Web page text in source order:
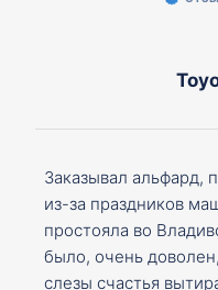
Заказывал альфард,
из-за праздников
простояла во
было, очень
слезы счастья